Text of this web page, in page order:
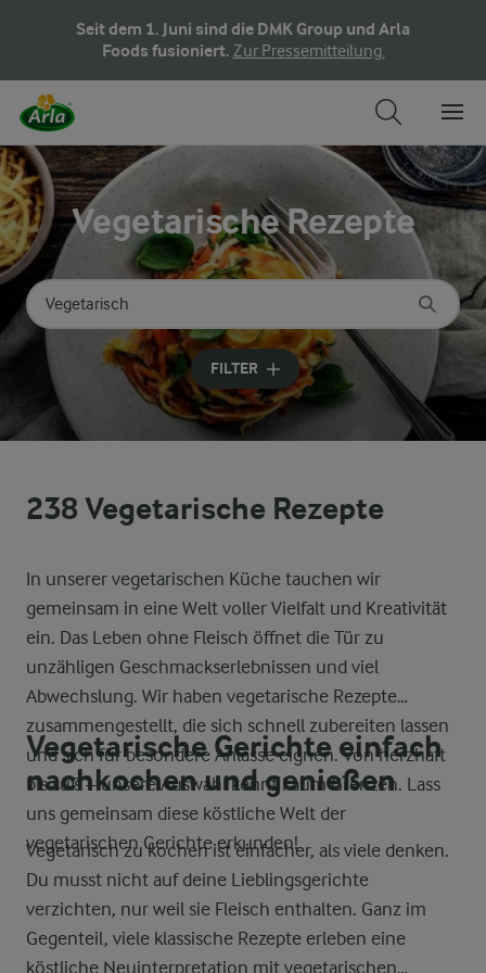
Seit dem 1. Juni sind die DMK Group und Arla
Foods fusioniert. Zur Pressemitteilung.
Vegetarische Rezepte
Nach Kategorie suchen
Geben Sie Suchbegriffe ein
FILTER
238 Vegetarische Rezepte
In unserer vegetarischen Küche tauchen wir
gemeinsam in eine Welt voller Vielfalt und Kreativität
ein. Das Leben ohne Fleisch öffnet die Tür zu
unzähligen Geschmackserlebnissen und viel
Abwechslung. Wir haben vegetarische Rezepte
zusammengestellt, die sich schnell zubereiten lassen
und sich für besondere Anlässe eignen. Von herzhaft
bis süß – unsere Auswahl kennt kaum Grenzen. Lass
uns gemeinsam diese köstliche Welt der
vegetarischen Gerichte erkunden!
Vegetarische Gerichte einfach
nachkochen und genießen
Vegetarisch zu kochen ist einfacher, als viele denken.
Du musst nicht auf deine Lieblingsgerichte
verzichten, nur weil sie Fleisch enthalten. Ganz im
Gegenteil, viele klassische Rezepte erleben eine
köstliche Neuinterpretation mit vegetarischen